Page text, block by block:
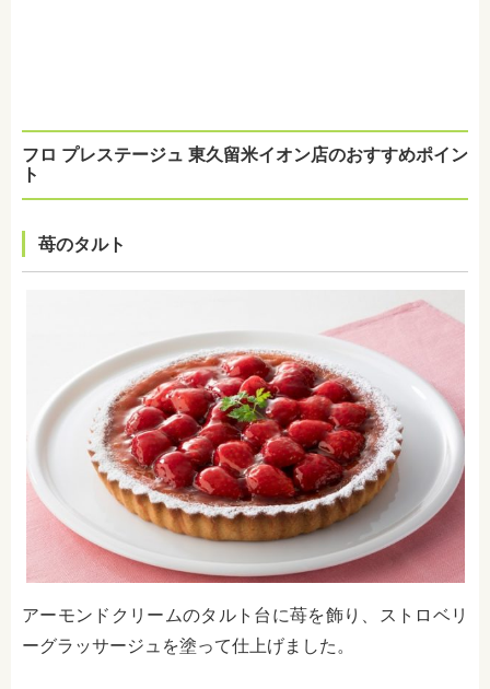
フロ プレステージュ 東久留米イオン店のおすすめポイン
ト
苺のタルト
アーモンドクリームのタルト台に苺を飾り、ストロベリ
ーグラッサージュを塗って仕上げました。